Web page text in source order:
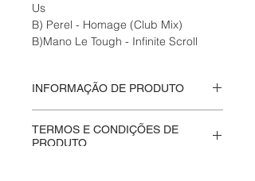
Us
B) Perel - Homage (Club Mix)
B)Mano Le Tough - Infinite Scroll
INFORMAÇÃO DE PRODUTO
fabric Originals
TERMOS E CONDIÇÕES DE
PRODUTO